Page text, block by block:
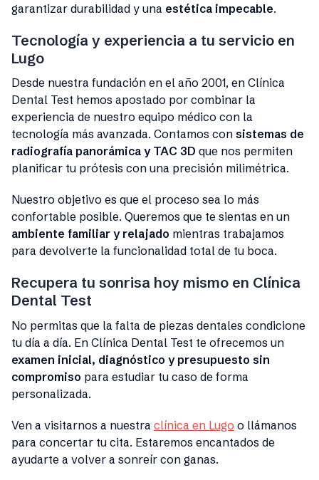
garantizar durabilidad y una estética impecable.
Tecnología y experiencia a tu servicio en
Lugo
Desde nuestra fundación en el año 2001, en Clínica
Dental Test hemos apostado por combinar la
experiencia de nuestro equipo médico con la
tecnología más avanzada. Contamos con sistemas de
radiografía panorámica y TAC 3D que nos permiten
planificar tu prótesis con una precisión milimétrica.
Nuestro objetivo es que el proceso sea lo más
confortable posible. Queremos que te sientas en un
ambiente familiar y relajado mientras trabajamos
para devolverte la funcionalidad total de tu boca.
Recupera tu sonrisa hoy mismo en Clínica
Dental Test
No permitas que la falta de piezas dentales condicione
tu día a día. En Clínica Dental Test te ofrecemos un
examen inicial, diagnóstico y presupuesto sin
compromiso para estudiar tu caso de forma
personalizada.
Ven a visitarnos a nuestra clínica en Lugo o llámanos
para concertar tu cita. Estaremos encantados de
ayudarte a volver a sonreír con ganas.